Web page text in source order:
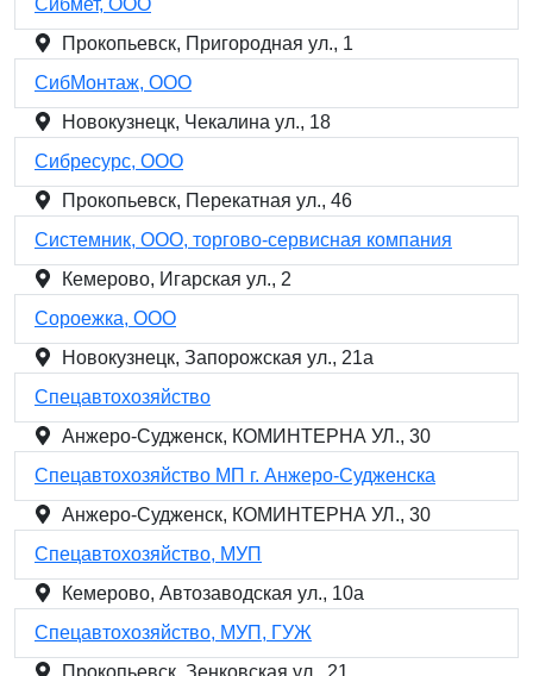
Сибмет, ООО
Прокопьевск, Пригородная ул., 1
СибМонтаж, ООО
Новокузнецк, Чекалина ул., 18
Сибресурс, ООО
Прокопьевск, Перекатная ул., 46
Системник, ООО, торгово-сервисная компания
Кемерово, Игарская ул., 2
Сороежка, ООО
Новокузнецк, Запорожская ул., 21а
Спецавтохозяйство
Анжеро-Судженск, КОМИНТЕРНА УЛ., 30
Спецавтохозяйство МП г. Анжеро-Судженска
Анжеро-Судженск, КОМИНТЕРНА УЛ., 30
Спецавтохозяйство, МУП
Кемерово, Автозаводская ул., 10а
Спецавтохозяйство, МУП, ГУЖ
Прокопьевск, Зенковская ул., 21